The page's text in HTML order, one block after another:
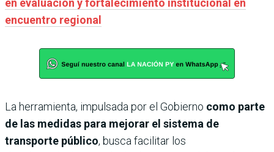
encuentro regional
La herramienta, impulsada por el Gobierno como parte
de las medidas para mejorar el sistema de
transporte público, busca facilitar los